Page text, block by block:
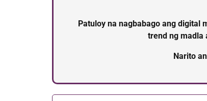
Patuloy na nagbabago ang digital
trend ng madla
Narito